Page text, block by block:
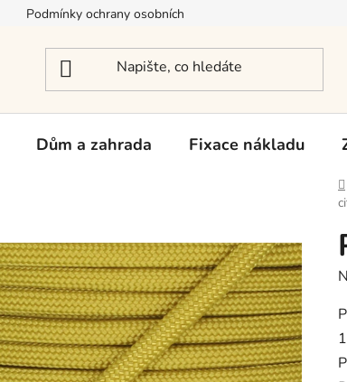
Podmínky ochrany osobních údajů
Dům a zahrada Fixace nákladu
z